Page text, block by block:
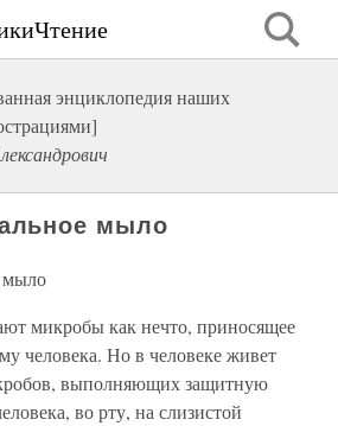
энциклопедия наших
мыло
мыло
микробы как нечто, приносящее
человека. Но в человеке живет
выполняющих защитную
во рту, на слизистой